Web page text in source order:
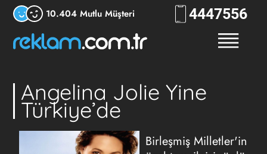
10.404 Mutlu Müşteri 444RKLM
Angelina Jolie Yine
Türkiye’de
Birleşmiş Milletler'in